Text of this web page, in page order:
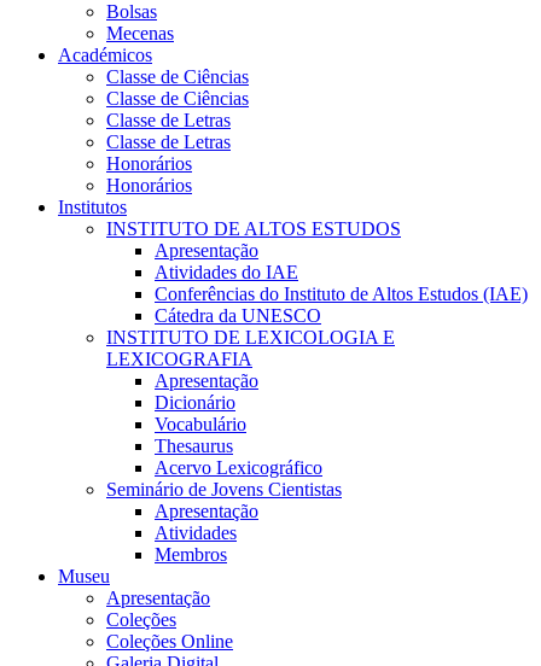
Bolsas
Mecenas
Académicos
Classe de Ciências
Classe de Ciências
Classe de Letras
Classe de Letras
Honorários
Honorários
Institutos
INSTITUTO DE ALTOS ESTUDOS
Apresentação
Atividades do IAE
Conferências do Instituto de Altos Estudos (IAE)
Cátedra da UNESCO
INSTITUTO DE LEXICOLOGIA E
LEXICOGRAFIA
Apresentação
Dicionário
Vocabulário
Thesaurus
Acervo Lexicográfico
Seminário de Jovens Cientistas
Apresentação
Atividades
Membros
Museu
Apresentação
Coleções
Coleções Online